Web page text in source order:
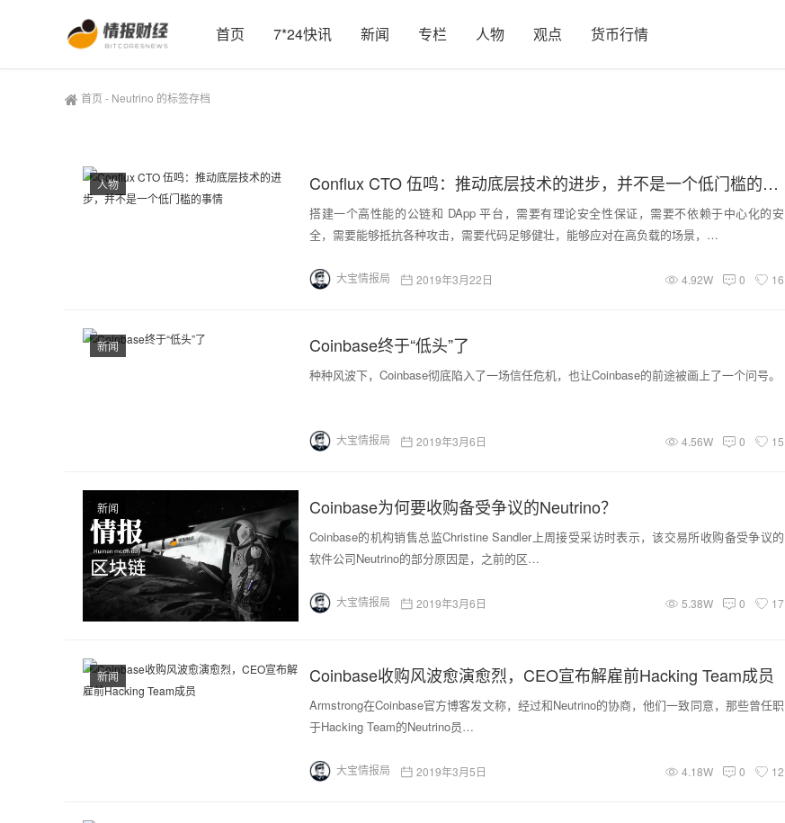
首页 7*24快讯 新闻 专栏 人物 观点 货币行情
首页 - Neutrino 的标签存档
Conflux CTO 伍鸣：推动底层技术的进步，并不是一个低门槛的事情
人物
搭建一个高性能的公链和 DApp 平台，需要有理论安全性保证，需要不依赖于中心化的安
全，需要能够抵抗各种攻击，需要代码足够健壮，能够应对在高负载的场景，…
大宝情报局 2019年3月22日 4.92W 0 16
Coinbase终于“低头”了
新闻
种种风波下，Coinbase彻底陷入了一场信任危机，也让Coinbase的前途被画上了一个问号。
大宝情报局 2019年3月6日 4.56W 0 15
Coinbase为何要收购备受争议的Neutrino？
新闻
Coinbase的机构销售总监Christine Sandler上周接受采访时表示，该交易所收购备受争议的
软件公司Neutrino的部分原因是，之前的区…
大宝情报局 2019年3月6日 5.38W 0 17
Coinbase收购风波愈演愈烈，CEO宣布解雇前Hacking Team成员
新闻
Armstrong在Coinbase官方博客发文称，经过和Neutrino的协商，他们一致同意，那些曾任职
于Hacking Team的Neutrino员…
大宝情报局 2019年3月5日 4.18W 0 12